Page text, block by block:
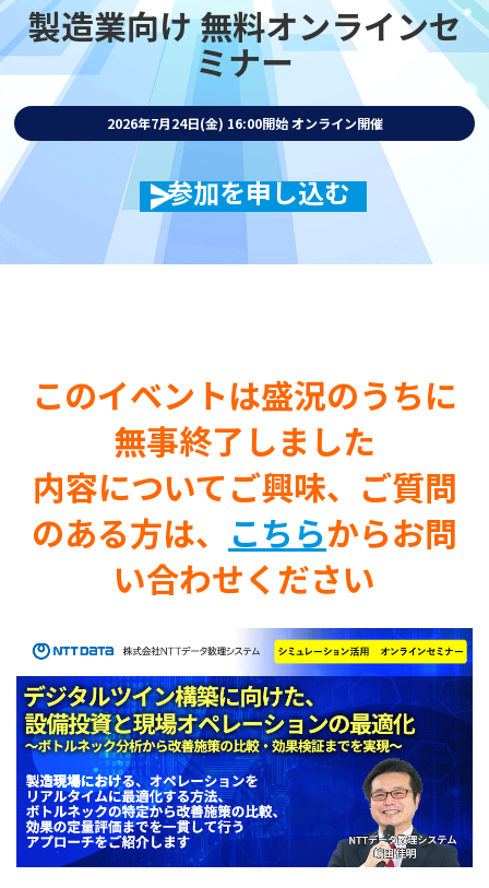
製造業向け 無料オンラインセ
ミナー
2026年7月24日(金) 16:00開始 オンライン開催
参加を申し込む
このイベントは盛況のうちに
無事終了しました
内容についてご興味、ご質問
のある方は、 こちらからお問
い合わせください